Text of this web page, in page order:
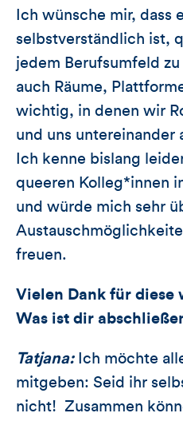
Ich wünsche mir, dass
selbstverständlich ist,
jedem Berufsumfeld
auch Räume,
wichtig, in denen wir
und uns untereinander
Ich kenne bislang
queeren Kolleg*innen
und würde mich sehr
freuen.
Vielen Dank für diese
Was ist dir
Tatjana: Ich möchte
mitgeben: Seid ihr
nicht! Zusammen